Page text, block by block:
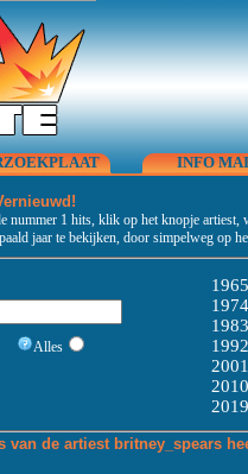
INFO
nummer 1 hits, klik op het knopje
jaar te bekijken, door simpelweg op
Alles
1965
1974
1983
1992
2001
2010
2019
van de artiest britney_spears